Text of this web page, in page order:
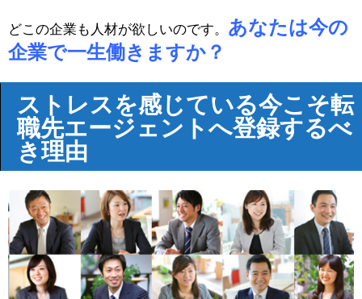
どこの企業も人材が欲しいのです。 あなたは今の
企業で一生働きますか？
ストレスを感じている今こそ転
職先エージェントへ登録するべ
き理由